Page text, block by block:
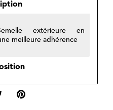
extérieure en
meilleure adhérence